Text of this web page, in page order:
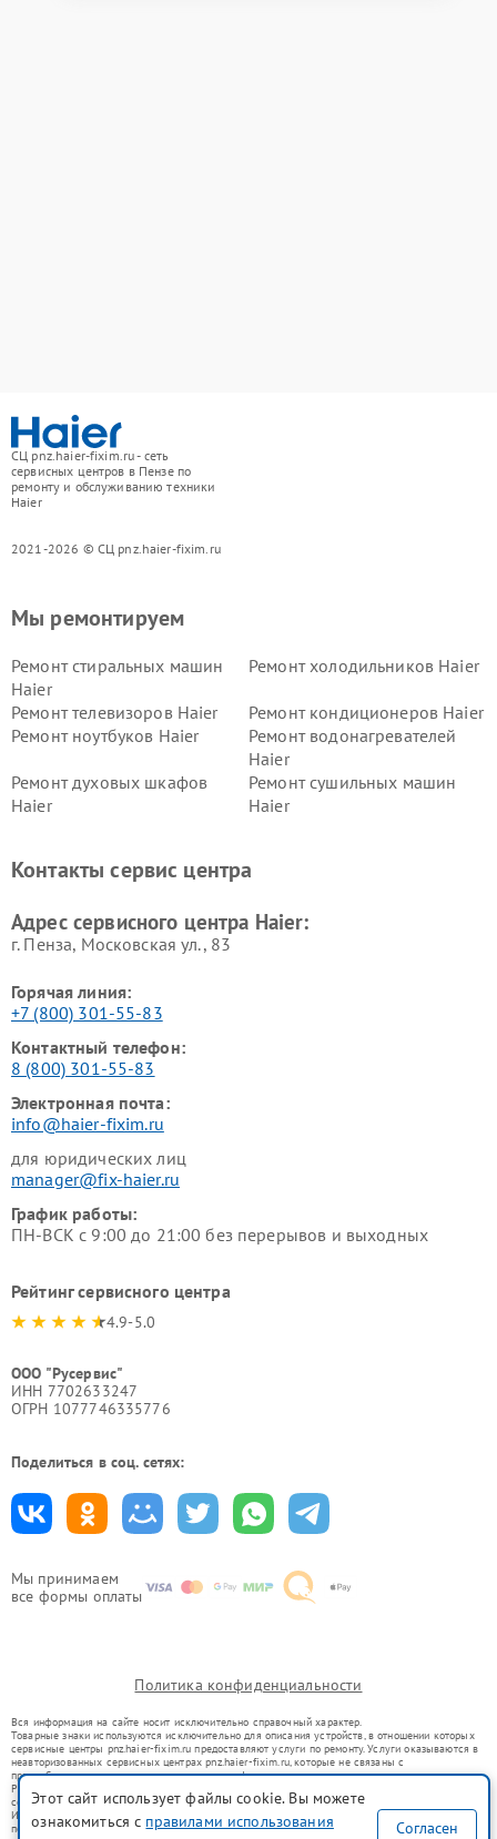
СЦ pnz.haier-fixim.ru - сеть
сервисных центров в Пензе по
ремонту и обслуживанию техники
Haier
2021-2026 © СЦ pnz.haier-fixim.ru
Мы принимаем
все формы оплаты
Мы ремонтируем
Ремонт стиральных машин
Haier
Ремонт холодильников Haier
Ремонт телевизоров Haier
Ремонт кондиционеров Haier
Ремонт ноутбуков Haier
Ремонт водонагревателей
Haier
Ремонт духовых шкафов
Haier
Ремонт сушильных машин
Haier
Ремонт роботов-пылесосов
Ремонт посудомоечных
Контакты сервис центра
Адрес сервисного центра Haier:
г. Пенза, Московская ул., 83
Горячая линия:
+7 (800) 301-55-83
Контактный телефон:
8 (800) 301-55-83
Электронная почта:
info@haier-fixim.ru
для юридических лиц
manager@fix-haier.ru
График работы:
ПН-ВСК с 9:00 до 21:00 без перерывов и выходных
Рейтинг сервисного центра
4.9-5.0
ООО "Русервис"
ИНН 7702633247
ОГРН 1077746335776
Поделиться в соц. сетях:
Политика конфиденциальности
Вся информация на сайте носит исключительно справочный характер.
Товарные знаки используются исключительно для описания устройств, в отношении которых
сервисные центры pnz.haier-fixim.ru предоставляют услуги по ремонту. Услуги оказываются в
неавторизованных сервисных центрах pnz.haier-fixim.ru, которые не связаны с
правообладателями товарных знаков или их официальными представителями.
Ремонт осуществляется для устройств, уже введенных в гражданский оборот в соответствии
со статьей 1487 ГК РФ.
Использование товарных знаков не преследует цели индивидуализации услуг или введения
потребителей в заблуждение, а служит для информирования о предоставляемых услугах по
Этот сайт использует файлы cookie. Вы можете
ознакомиться с правилами использования
Согласен